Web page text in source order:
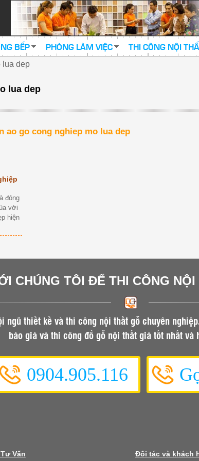
BẾP PHÒNG LÀM VIỆC THI CÔNG NỘI
lua dep
lua dep
ao go cong nghiep mo lua dep
đóng
với
hiện
tiện
CHÚNG TÔI ĐỂ THI CÔNG
ngũ thiết kế và thi công nội thất gỗ chuyên
báo giá và thi công đồ gỗ nội thất giá tốt nhất và
0904.905.116
Vấn Đối tác và khách